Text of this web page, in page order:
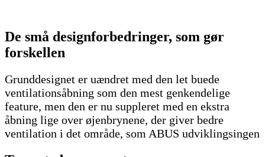
De små designforbedringer, som gør
forskellen
Grunddesignet er uændret med den let buede
ventilationsåbning som den mest genkendelige
feature, men den er nu suppleret med en ekstra
åbning lige over øjenbrynene, der giver bedre
ventilation i det område, som ABUS udviklingsingen